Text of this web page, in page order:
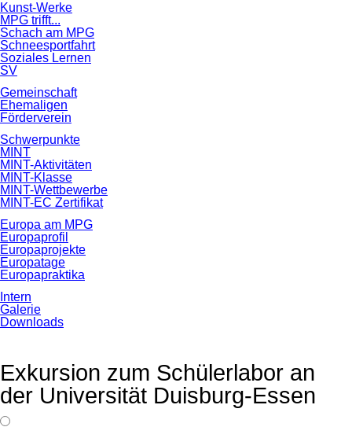
Kunst-Werke
MPG trifft...
Schach am MPG
Schneesportfahrt
Soziales Lernen
SV
Gemeinschaft
Ehemaligen
Förderverein
Schwerpunkte
MINT
MINT-Aktivitäten
MINT-Klasse
MINT-Wettbewerbe
MINT-EC Zertifikat
Europa am MPG
Europaprofil
Europaprojekte
Europatage
Europapraktika
Intern
Galerie
Downloads
Exkursion zum Schülerlabor an
der Universität Duisburg-Essen